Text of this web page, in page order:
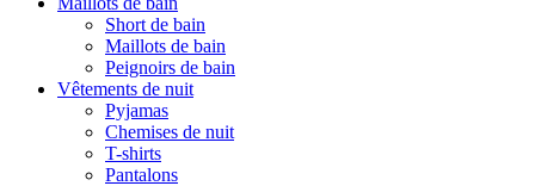
Short de bain
Maillots de bain
Peignoirs de bain
Vêtements de nuit
Pyjamas
Chemises de nuit
T-shirts
Pantalons